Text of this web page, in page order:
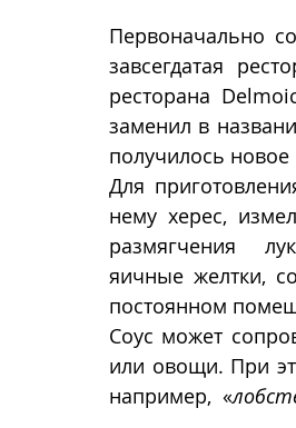
Первоначально
завсегдатая
ресторана
заменил в
получилось новое
Для
нему херес,
размягчения
яичные желтки,
постоянном
Соус может
или овощи. При
например,  «